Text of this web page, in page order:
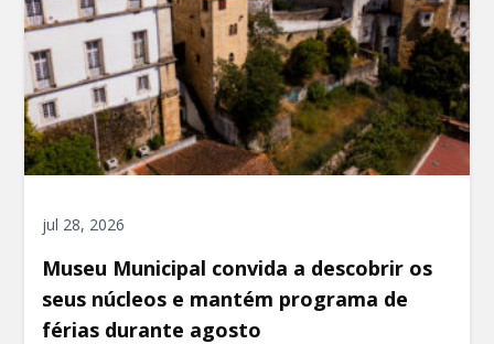
jul 28, 2026
Museu Municipal convida a descobrir os
seus núcleos e mantém programa de
férias durante agosto